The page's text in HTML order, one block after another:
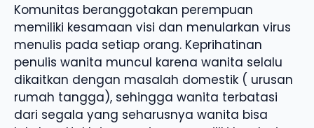
Komunitas beranggotakan perempuan
memiliki kesamaan visi dan menularkan virus
menulis pada setiap orang. Keprihatinan
penulis wanita muncul karena wanita selalu
dikaitkan dengan masalah domestik ( urusan
rumah tangga), sehingga wanita terbatasi
dari segala yang seharusnya wanita bisa